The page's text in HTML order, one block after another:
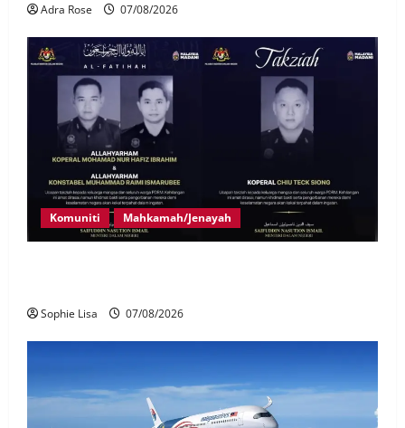
Adra Rose 07/08/2026
Komuniti Mahkamah/Jenayah
Sophie Lisa 07/08/2026